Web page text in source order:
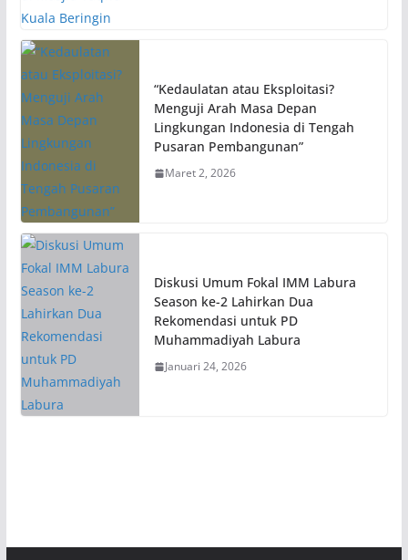
“Kedaulatan atau Eksploitasi?
Menguji Arah Masa Depan
Lingkungan Indonesia di Tengah
Pusaran Pembangunan”
Maret 2, 2026
Diskusi Umum Fokal IMM Labura
Season ke-2 Lahirkan Dua
Rekomendasi untuk PD
Muhammadiyah Labura
Januari 24, 2026